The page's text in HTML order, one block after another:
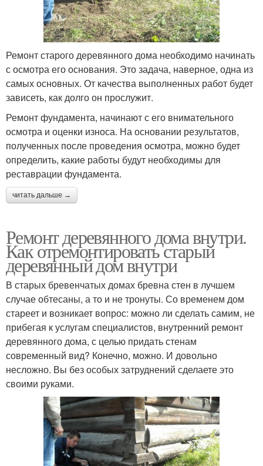
Ремонт старого деревянного дома необходимо начинать
с осмотра его основания. Это задача, наверное, одна из
самых основных. От качества выполненных работ будет
зависеть, как долго он прослужит.
Ремонт фундамента, начинают с его внимательного
осмотра и оценки износа. На основании результатов,
полученных после проведения осмотра, можно будет
определить, какие работы будут необходимы для
реставрации фундамента.
читать дальше →
Ремонт деревянного дома внутри.
Как отремонтировать старый
деревянный дом внутри
В старых бревенчатых домах бревна стен в лучшем
случае обтесаны, а то и не тронуты. Со временем дом
стареет и возникает вопрос: можно ли сделать самим, не
прибегая к услугам специалистов, внутренний ремонт
деревянного дома, с целью придать стенам
современный вид? Конечно, можно. И довольно
несложно. Вы без особых затруднений сделаете это
своими руками.